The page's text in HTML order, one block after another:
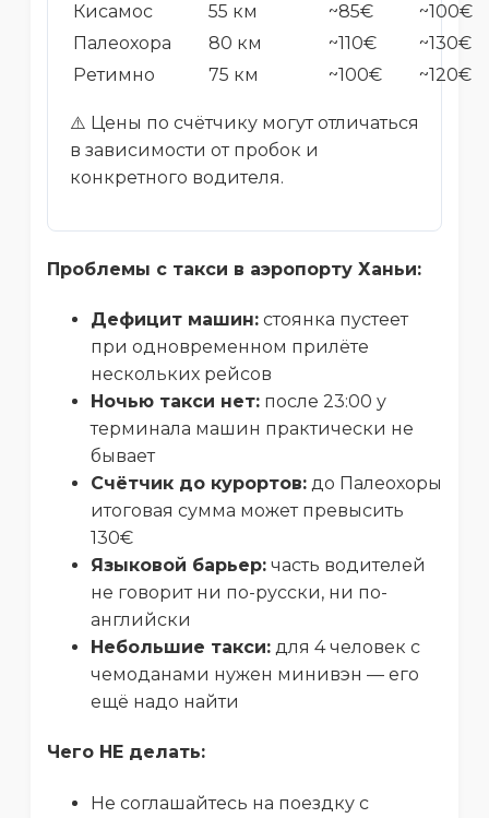
Кисамос
55 км ~85€
~100€
Палеохора
80 км ~110€
~130€
Ретимно
75 км ~100€ ~120€
⚠️ Цены по счётчику могут отличаться
в зависимости от пробок и
конкретного водителя.
Проблемы с такси в аэропорту Ханьи:
Дефицит машин: стоянка пустеет
при одновременном прилёте
нескольких рейсов
Ночью такси нет: после 23:00 у
терминала машин практически не
бывает
Счётчик до курортов: до Палеохоры
итоговая сумма может превысить
130€
Языковой барьер: часть водителей
не говорит ни по-русски, ни по-
английски
Небольшие такси: для 4 человек с
чемоданами нужен минивэн — его
ещё надо найти
Чего НЕ делать:
Не соглашайтесь на поездку с